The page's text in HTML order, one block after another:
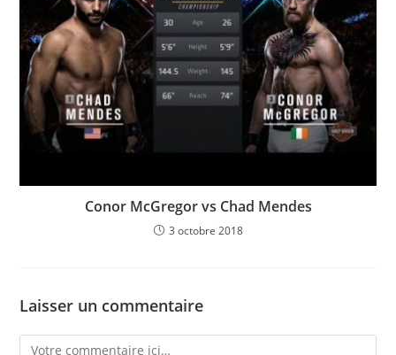
Conor McGregor vs Chad Mendes
3 octobre 2018
Laisser un commentaire
Comment